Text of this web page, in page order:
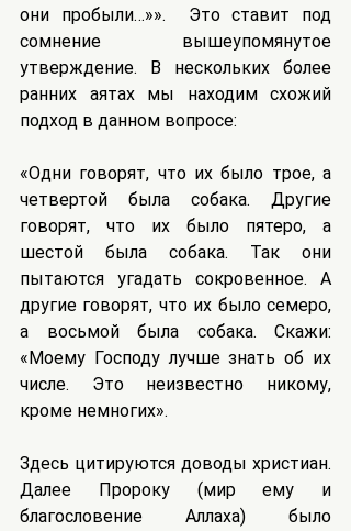
они пробыли…»».  Это ставит под
сомнение вышеупомянутое
утверждение. В нескольких более
ранних аятах мы находим схожий
подход в данном вопросе:
«Одни говорят, что их было трое, а
четвертой была собака. Другие
говорят, что их было пятеро, а
шестой была собака. Так они
пытаются угадать сокровенное. А
другие говорят, что их было семеро,
а восьмой была собака. Скажи:
«Моему Господу лучше знать об их
числе. Это неизвестно никому,
кроме немногих».
Здесь цитируются доводы христиан.
Далее Пророку (мир ему и
благословение Аллаха) было